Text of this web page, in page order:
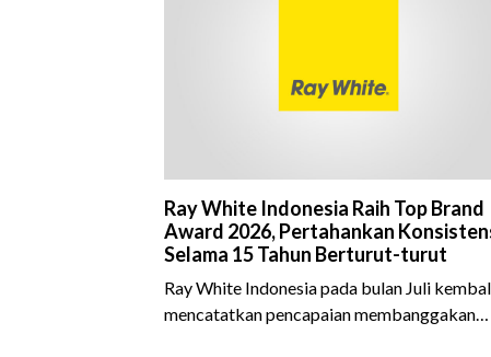
Ray White Indonesia Raih Top Brand
Award 2026, Pertahankan
Selama 15 Tahun Berturut-turut
Ray White Indonesia pada bulan Juli
mencatatkan pencapaian membanggakan